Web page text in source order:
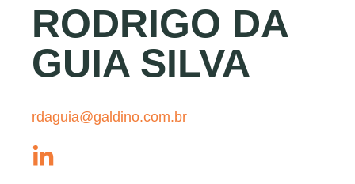
RODRIGO DA
GUIA SILVA
rdaguia@galdino.com.br